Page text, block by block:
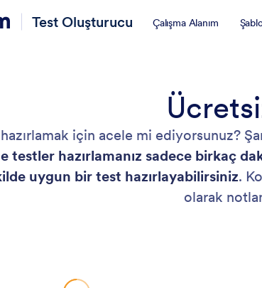
Test Oluşturucu Çalışma Alanım
için acele mi ediyorsunuz?
testler hazırlamanız sadece birkaç
uygun bir test hazırlayabilirsiniz.
olarak